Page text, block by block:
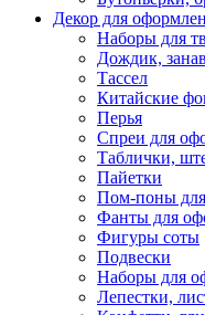
Декор для
Наборы для
Дождик,
Тассел
Китайские
Перья
Спреи для
Таблички,
Пайетки
Пом-поны
Фанты для
Фигуры соты
Подвески
Наборы для
Лепестки,